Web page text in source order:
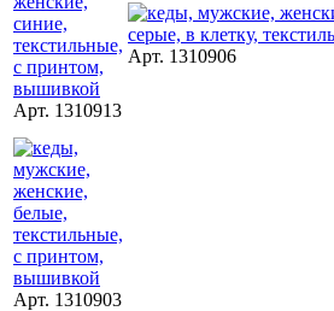
Арт. 1310913
Арт. 1310906
Арт. 1310903